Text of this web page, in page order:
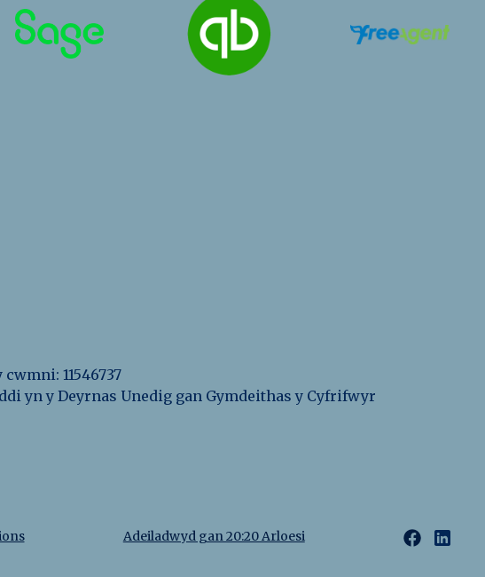
11546737
yn y Deyrnas Unedig gan Gymdeithas y Cyfrifwyr
Adeiladwyd gan 20:20 Arloesi